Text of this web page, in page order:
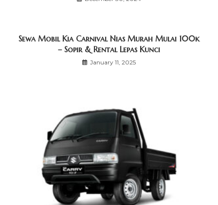
Sewa Mobil Kia Carnival Nias Murah Mulai 100k
– Sopir & Rental Lepas Kunci
January 11, 2025